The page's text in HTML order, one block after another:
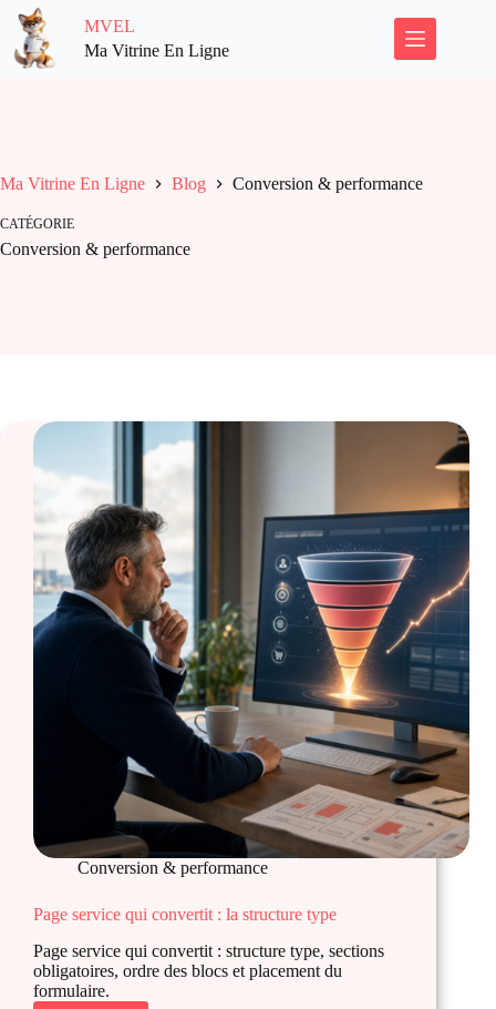
Passer
contenu
MVEL
Ma Vitrine En Ligne
Ma Vitrine En Ligne Blog Conversion & performance
CATÉGORIE
Conversion & performance
Conversion & performance
Page service qui convertit : la structure type
Page service qui convertit : structure type, sections
obligatoires, ordre des blocs et placement du
formulaire.